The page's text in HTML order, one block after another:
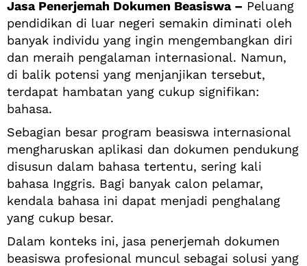
Jasa Penerjemah Dokumen Beasiswa – Peluang
pendidikan di luar negeri semakin diminati oleh
banyak individu yang ingin mengembangkan diri
dan meraih pengalaman internasional. Namun,
di balik potensi yang menjanjikan tersebut,
terdapat hambatan yang cukup signifikan:
bahasa.
Sebagian besar program beasiswa internasional
mengharuskan aplikasi dan dokumen pendukung
disusun dalam bahasa tertentu, sering kali
bahasa Inggris. Bagi banyak calon pelamar,
kendala bahasa ini dapat menjadi penghalang
yang cukup besar.
Dalam konteks ini, jasa penerjemah dokumen
beasiswa profesional muncul sebagai solusi yang